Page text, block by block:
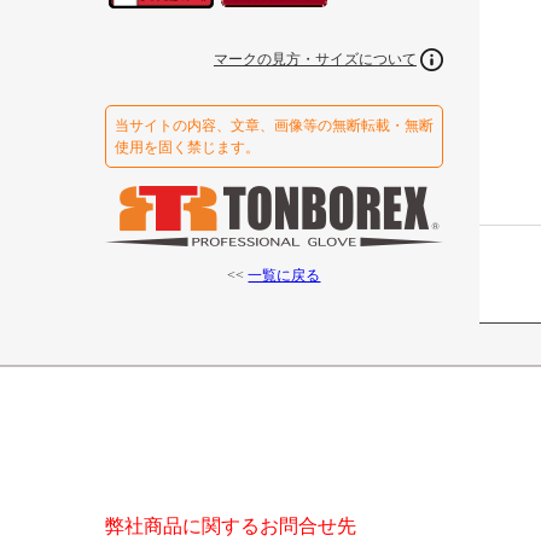
マークの見方・サイズについて
当サイトの内容、文章、画像等の無断転載・無断
使用を固く禁じます。
<<一覧に戻る
弊社商品に関するお問合せ先